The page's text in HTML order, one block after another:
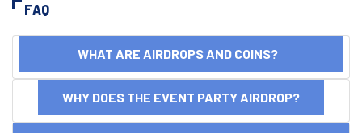
FAQ
WHAT ARE AIRDROPS AND COINS?
WHY DOES THE EVENT PARTY AIRDROP?